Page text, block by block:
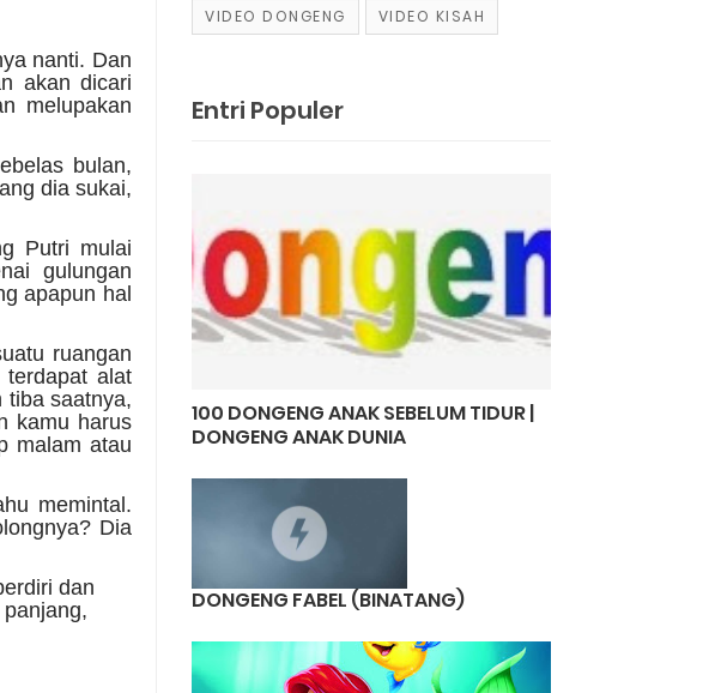
nanti. Dan
akan dicari
melupakan
bulan,
dia sukai,
Putri mulai
gulungan
apapun hal
ruangan
alat
tiba saatnya,
kamu harus
malam atau
memintal.
Dia
dan
VIDEO DONGENG VIDEO KISAH
Entri Populer
100 DONGENG ANAK SEBELUM TIDUR |
DONGENG ANAK DUNIA
DONGENG FABEL (BINATANG)